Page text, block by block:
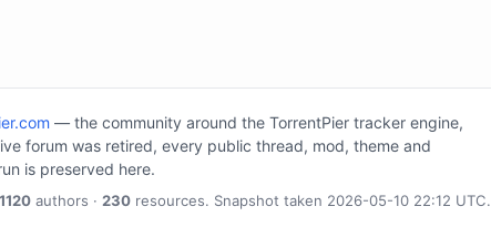
— the community around the TorrentPier tracker engine,
forum was retired, every public thread, mod, theme and
is preserved here.
1120 authors · 230 resources. Snapshot taken 2026-05-10 22:12 UTC.